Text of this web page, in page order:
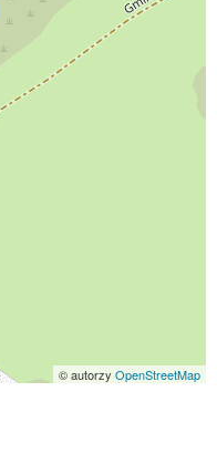
© autorzy OpenStreetMap